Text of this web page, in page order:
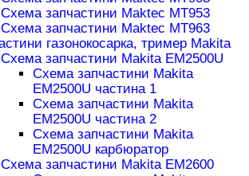
Схема запчастини Maktec MT953
Схема запчастини Maktec MT963
газонокосарка, тример Makita
Схема запчастини Makita EM2500U
Схема запчастини Makita
EM2500U частина 1
Схема запчастини Makita
EM2500U частина 2
Схема запчастини Makita
EM2500U карбюратор
Схема запчастини Makita EM2600